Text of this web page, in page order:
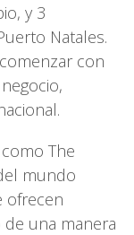
y 3
Natales.
con
The
mundo
ofrecen
una manera